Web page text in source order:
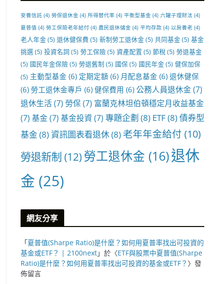
安養信託 (4) 勞保退休金 (4) 所得替代率 (4) 平衡型基金 (4) 六罐子理財法 (4)
夏普值 (4) 勞工保險老年給付 (4) 農民退休儲金 (4) 平均存款 (4) 以房養老 (4)
老人年金(5) 退休健保費 (5) 新制勞工退休金(5) 共同基金(5) 基金
挑選 (5) 投資名詞 (5) 勞工保險 (5) 資產配置 (5) 節稅 (5) 勞退基金
(5) 國民年金保險 (5) 勞退舊制 (5) 國保(5) 國民年金(5) 健保加保
(5) 主動型基金 (6) 定期定額 (6) 月配息基金 (6) 退休健保
(6) 勞工退休金專戶 (6) 健保費用 (6) 公務人員退休金(7)
退休生活(7) 勞保(7) 富蘭克林坦伯頓穩定月收益基金
(7) 基金(7) 基金投資 (7) 專題企劃 (8) ETF(8)債券型
基金(8)資訊圖表看退休(8)老年年金給付 (10)
勞退新制 (12)勞工退休金 (16)退休
金 (25)
網友分享
「夏普值(Sharpe Ratio)是什麼？如何用夏普率找出可投資的
基金或ETF？ | 2100next」於〈ETF與股票中夏普值(Sharpe
Ratio)是什麼？如何用夏普率找出可投資的基金或ETF？ 〉發
佈留言